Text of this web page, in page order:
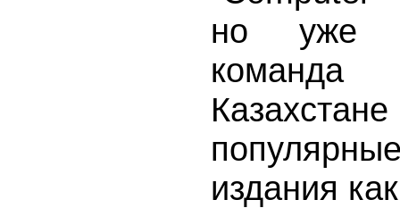
но уже
издания